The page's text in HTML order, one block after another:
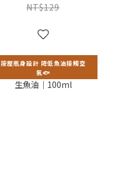
NT$129
按壓瓶身設計 降低魚油接觸空
氣🐟